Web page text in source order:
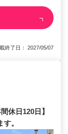
終了日： 2027/05/07
休日120日】
。